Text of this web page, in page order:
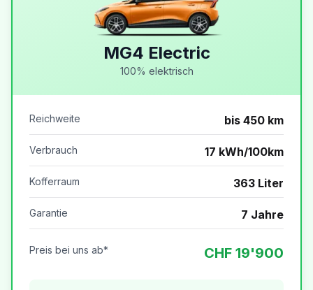
MG4 Electric
100% elektrisch
Reichweite bis 450 km
Verbrauch 17 kWh/100km
Kofferraum 363 Liter
Garantie 7 Jahre
Preis bei uns ab* CHF 19'900